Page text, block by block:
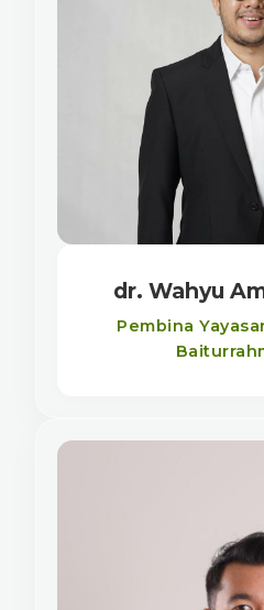
dr. Wahyu
Pembina